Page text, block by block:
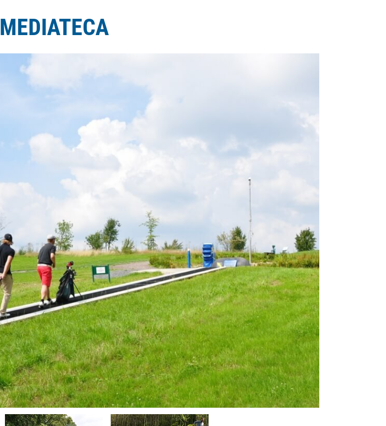
MEDIATECA